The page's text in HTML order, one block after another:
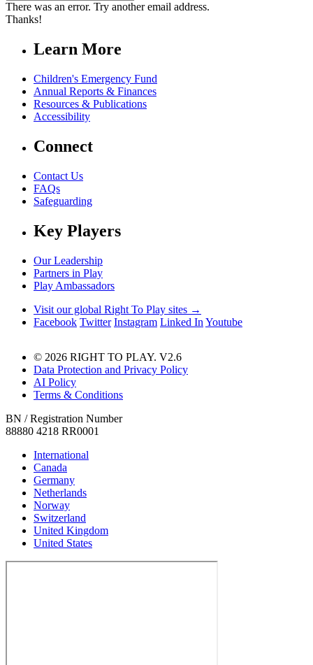
There was an error. Try another email address.
Thanks!
Learn More
Children's Emergency Fund
Annual Reports & Finances
Resources & Publications
Accessibility
Connect
Contact Us
FAQs
Safeguarding
Key Players
Our Leadership
Partners in Play
Play Ambassadors
Visit our global Right To Play sites →
Facebook Twitter Instagram Linked In Youtube
© 2026 RIGHT TO PLAY. V2.6
Data Protection and Privacy Policy
AI Policy
Terms & Conditions
BN / Registration Number
88880 4218 RR0001
International
Canada
Germany
Netherlands
Norway
Switzerland
United Kingdom
United States